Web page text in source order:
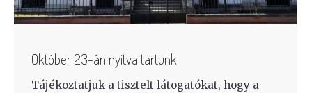
Október 23-án nyitva tartunk
Tájékoztatjuk a tisztelt látogatókat, hogy a